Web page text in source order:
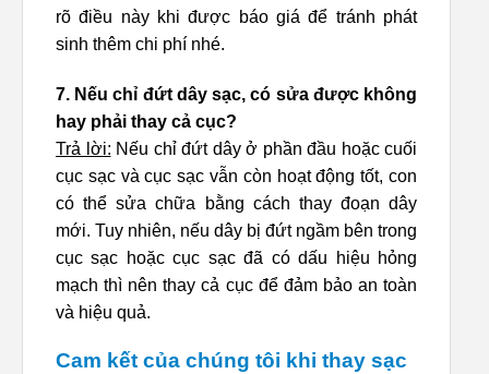
rõ điều này khi được báo giá để tránh phát
sinh thêm chi phí nhé.
7. Nếu chỉ đứt dây sạc, có sửa được không
hay phải thay cả cục?
Trả lời: Nếu chỉ đứt dây ở phần đầu hoặc cuối
cục sạc và cục sạc vẫn còn hoạt động tốt, con
có thể sửa chữa bằng cách thay đoạn dây
mới. Tuy nhiên, nếu dây bị đứt ngầm bên trong
cục sạc hoặc cục sạc đã có dấu hiệu hỏng
mạch thì nên thay cả cục để đảm bảo an toàn
và hiệu quả.
Cam kết của chúng tôi khi thay sạc